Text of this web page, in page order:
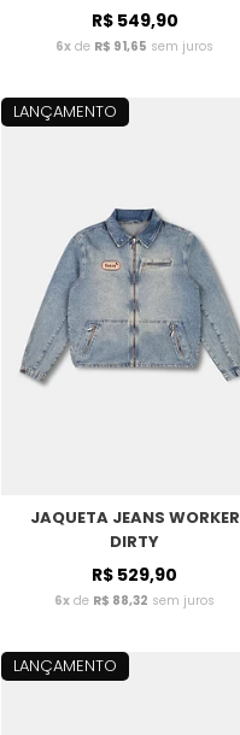
R$ 549,90
6x de R$ 91,65 sem juros
LANÇAMENTO
JAQUETA JEANS WORKER
DIRTY
R$ 529,90
6x de R$ 88,32 sem juros
LANÇAMENTO